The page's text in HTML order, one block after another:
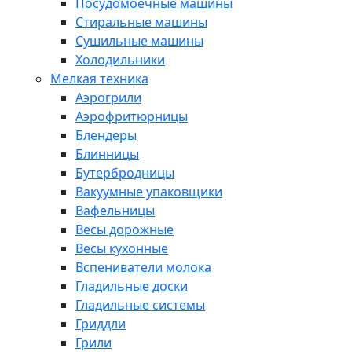
Стиральные машины
Сушильные машины
Холодильники
Мелкая техника
Аэрогрили
Аэрофритюрницы
Блендеры
Блинницы
Бутербродницы
Вакуумные упаковщики
Вафельницы
Весы дорожные
Весы кухонные
Вспениватели молока
Гладильные доски
Гладильные системы
Гриддли
Грили